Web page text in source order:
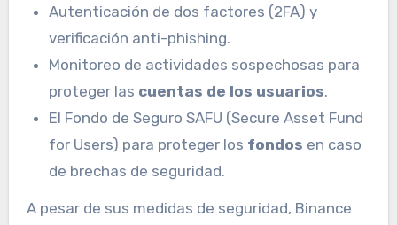
Autenticación de dos factores (2FA) y
verificación anti-phishing.
Monitoreo de actividades sospechosas para
proteger las cuentas de los usuarios.
El Fondo de Seguro SAFU (Secure Asset Fund
for Users) para proteger los fondos en caso
de brechas de seguridad.
A pesar de sus medidas de seguridad, Binance